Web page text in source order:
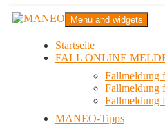
Zum
InhaltMANEO
Das schwule Anti-Gewalt-Projekt
Menu and widgets
Startseite
FALL ONLINE
Fallmeldung
Fallmeldung
Fallmeldung
MANEO-Tipps